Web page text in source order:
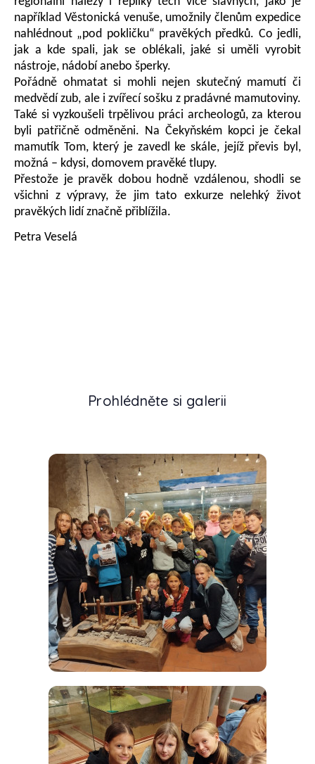
například Věstonická venuše, umožnily členům expedice
nahlédnout „pod pokličku“ pravěkých předků. Co jedli,
jak a kde spali, jak se oblékali, jaké si uměli vyrobit
nástroje, nádobí anebo šperky.
Pořádně ohmatat si mohli nejen skutečný mamutí či
medvědí zub, ale i zvířecí sošku z pradávné mamutoviny.
Také si vyzkoušeli trpělivou práci archeologů, za kterou
byli patřičně odměněni. Na Čekyňském kopci je čekal
mamutík Tom, který je zavedl ke skále, jejíž převis byl,
možná – kdysi, domovem pravěké tlupy.
Přestože je pravěk dobou hodně vzdálenou, shodli se
všichni z výpravy, že jim tato exkurze nelehký život
pravěkých lidí značně přiblížila.
Petra Veselá
Prohlédněte si galerii